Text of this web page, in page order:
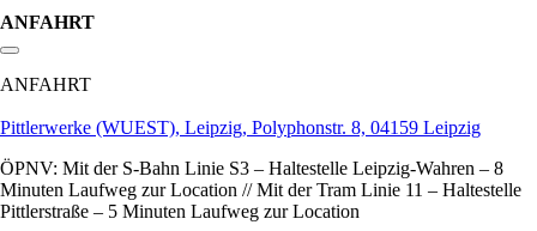
ANFAHRT
Link zum Abschnitt kopieren:
ANFAHRT
Pittlerwerke (WUEST), Leipzig, Polyphonstr. 8, 04159 Leipzig
ÖPNV: Mit der S-Bahn Linie S3 – Haltestelle Leipzig-Wahren – 8
Minuten Laufweg zur Location // Mit der Tram Linie 11 – Haltestelle
Pittlerstraße – 5 Minuten Laufweg zur Location